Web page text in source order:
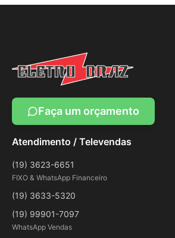
Faça um orçamento
Atendimento / Televendas
(19) 3623-6651
FIXO & WhatsApp Financeiro
(19) 3633-5320
(19) 99901-7097
WhatsApp Vendas